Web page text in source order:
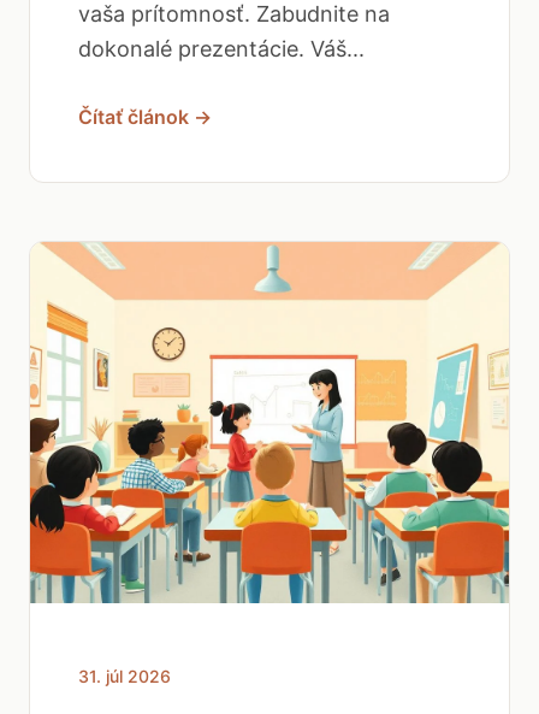
vaša prítomnosť. Zabudnite na
dokonalé prezentácie. Váš...
Čítať článok →
31. júl 2026